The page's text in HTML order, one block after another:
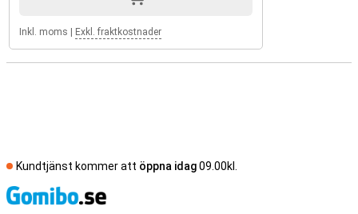
Inkl. moms Exkl. fraktkostnader
Kundtjänst kommer att öppna idag09.00kl.